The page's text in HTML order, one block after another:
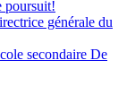
poursuit!
générale du
secondaire De